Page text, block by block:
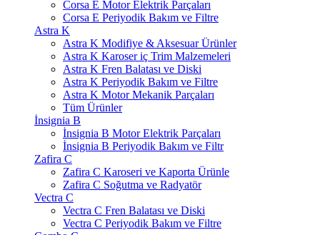
Corsa E Motor Elektrik Parçaları
Corsa E Periyodik Bakım ve Filtre
Astra K
Astra K Modifiye & Aksesuar Ürünler
Astra K Karoser iç Trim Malzemeleri
Astra K Fren Balatası ve Diski
Astra K Periyodik Bakım ve Filtre
Astra K Motor Mekanik Parçaları
Tüm Ürünler
İnsignia B
İnsignia B Motor Elektrik Parçaları
İnsignia B Periyodik Bakım ve Filtr
Zafira C
Zafira C Karoseri ve Kaporta Ürünle
Zafira C Soğutma ve Radyatör
Vectra C
Vectra C Fren Balatası ve Diski
Vectra C Periyodik Bakım ve Filtre